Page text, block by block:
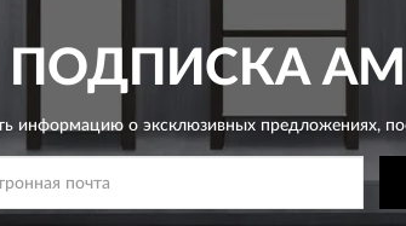
ПОДПИСКАAM
информацию о эксклюзивных предложениях,